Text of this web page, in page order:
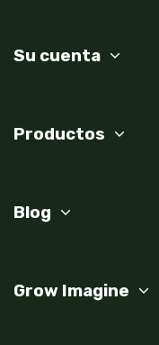
Su cuenta
Productos
Blog
Grow Imagine